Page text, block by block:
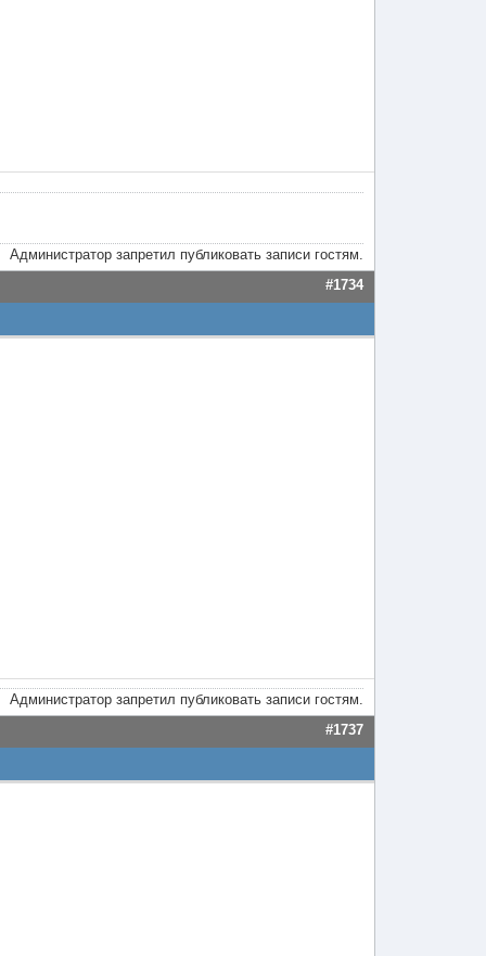
Администратор запретил публиковать записи гостям.
#1734
Администратор запретил публиковать записи гостям.
#1737